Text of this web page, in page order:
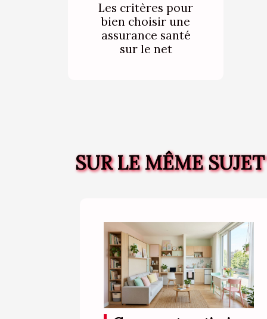
Les critères pour
bien choisir une
assurance santé
sur le net
SUR LE MÊME SUJET